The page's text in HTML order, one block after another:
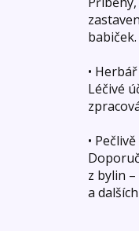
babiček.
•
Léčivé
•
z bylin
a